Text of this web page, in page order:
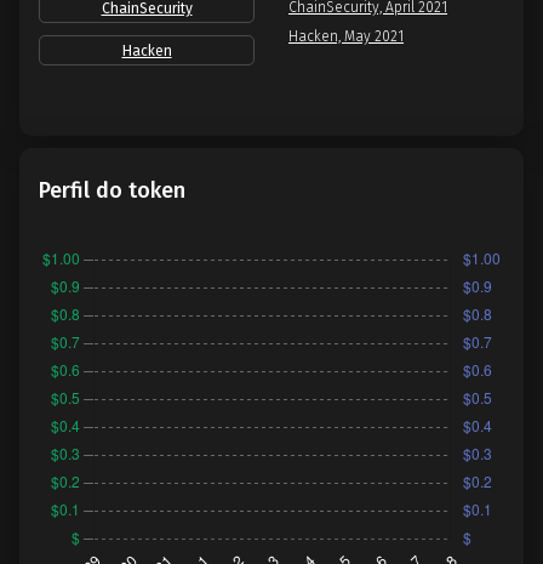
ChainSecurity
Hacken
ChainSecurity, April 2021
Hacken, May 2021
Perfil do token